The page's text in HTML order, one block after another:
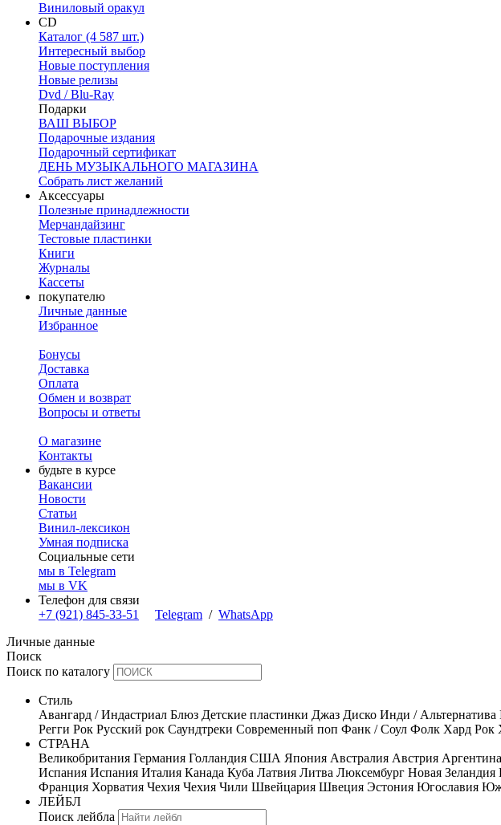
Виниловый оракул
CD
Каталог (4 587 шт.)
Интересный выбор
Новые поступления
Новые релизы
Dvd / Blu-Ray
Подарки
ВАШ ВЫБОР
Подарочные издания
Подарочный сертификат
ДЕНЬ МУЗЫКАЛЬНОГО МАГАЗИНА
Собрать лист желаний
Аксессуары
Полезные принадлежности
Мерчандайзинг
Тестовые пластинки
Книги
Журналы
Кассеты
покупателю
Личные данные
Избранное
Бонусы
Доставка
Оплата
Обмен и возврат
Вопросы и ответы
О магазине
Контакты
будьте в курсе
Вакансии
Новости
Статьи
Винил-лексикон
Умная подписка
Социальные сети
мы в Telegram
мы в VK
Телефон для связи
+7 (921) 845-33-51
Telegram / WhatsApp
Личные данные
Поиск
Поиск по каталогу
Стиль
Авангард / Индастриал Блюз Детские пластинки Джаз Диско Инди / Альтернатива
Регги Рок Русский рок Саундтреки Современный поп Фанк / Соул Фолк Хард Рок
СТРАНА
Великобритания Германия Голландия США Япония Австралия Австрия Аргентина
Испания Испания Италия Канада Куба Латвия Литва Люксембург Новая Зеландия
Франция Хорватия Чехия Чехия Чили Швейцария Швеция Эстония Югославия
ЛЕЙБЛ
Поиск лейбла